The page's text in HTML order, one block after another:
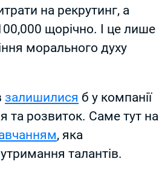
на рекрутинг, а
щорічно. І це лише
морального духу
залишилися б у компанії
та розвиток. Саме тут на
, яка
талантів.